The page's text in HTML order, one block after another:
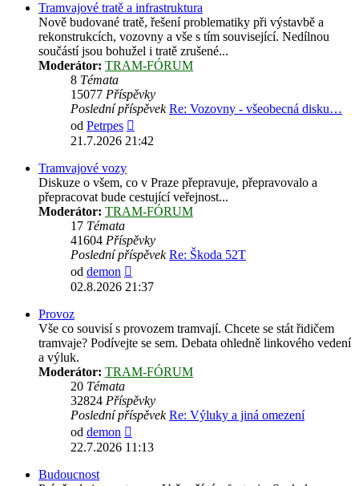
Tramvajové tratě a infrastruktura
Nově budované tratě, řešení problematiky při výstavbě a
rekonstrukcích, vozovny a vše s tím související. Nedílnou
součástí jsou bohužel i tratě zrušené...
Moderátor: TRAM-FÓRUM
8 Témata
15077 Příspěvky
Poslední příspěvek Re: Vozovny - všeobecná disku…
od Petrpes
poslední
21.7.2026 21:42
Tramvajové vozy
Diskuze o všem, co v Praze přepravuje, přepravovalo a
přepracovat bude cestující veřejnost...
Moderátor: TRAM-FÓRUM
17 Témata
41604 Příspěvky
Poslední příspěvek Re: Škoda 52T
od demon
poslední
02.8.2026 21:37
Provoz
Vše co souvisí s provozem tramvají. Chcete se stát řidičem
tramvaje? Podívejte se sem. Debata ohledně linkového vedení
a výluk.
Moderátor: TRAM-FÓRUM
20 Témata
32824 Příspěvky
Poslední příspěvek Re: Výluky a jiná omezení
od demon
poslední
22.7.2026 11:13
Budoucnost